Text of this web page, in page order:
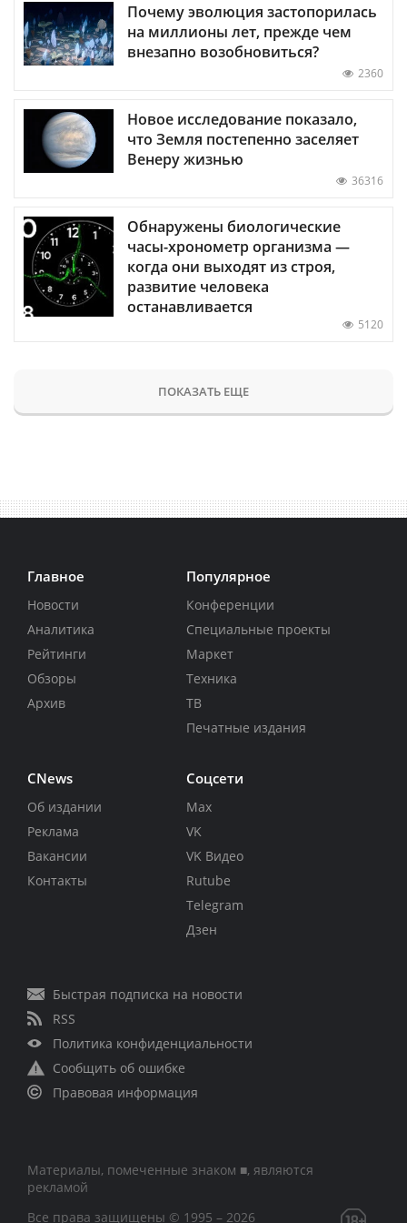
Почему эволюция застопорилась
на миллионы лет, прежде чем
внезапно возобновиться?
2360
Новое исследование показало,
что Земля постепенно заселяет
Венеру жизнью
36316
Обнаружены биологические
часы-хронометр организма —
когда они выходят из строя,
развитие человека
останавливается
5120
ПОКАЗАТЬ ЕЩЕ
Главное
Новости
Аналитика
Рейтинги
Обзоры
Архив
Популярное
Конференции
Специальные проекты
Маркет
Техника
ТВ
Печатные издания
CNews
Об издании
Реклама
Вакансии
Контакты
Соцсети
Max
VK
VK Видео
Rutube
Telegram
Дзен
Быстрая подписка на новости
RSS
Политика конфиденциальности
Сообщить об ошибке
Правовая информация
Материалы, помеченные знаком ■, являются
рекламой
Все права защищены © 1995 – 2026